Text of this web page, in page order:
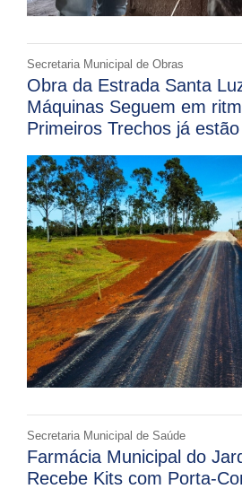
Secretaria Municipal de Obras
Obra da Estrada Santa
Máquinas Seguem em
Primeiros Trechos já
Secretaria Municipal de Saúde
Farmácia Municipal do
Recebe Kits com Porta-